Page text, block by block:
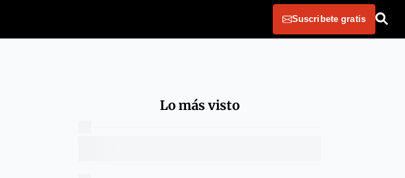
Suscribete gratis
Lo más visto